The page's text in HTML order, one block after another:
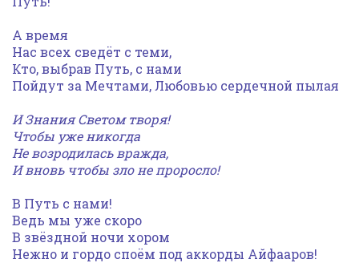
А время
Нас всех сведёт с теми,
Кто, выбрав Путь, с нами
Пойдут за Мечтами, Любовью сердечной пылая
И Знания Светом творя!
Чтобы уже никогда
Не возродилась вражда,
И вновь чтобы зло не проросло!
В Путь с нами!
Ведь мы уже скоро
В звёздной ночи хором
Нежно и гордо споём под аккорды Айфааров!